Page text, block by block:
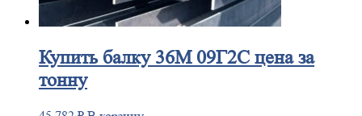
Купитьбалку 36М 09Г2С цена за
тонну